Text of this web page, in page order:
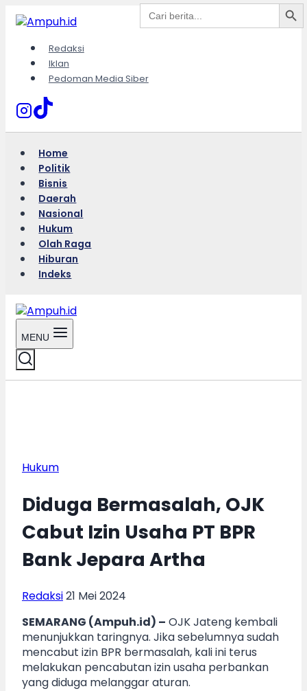
Search
for:
Search Button
Skip
to
content
Redaksi
Iklan
Pedoman Media Siber
Home
Politik
Bisnis
Daerah
Nasional
Hukum
Olah Raga
Hiburan
Indeks
MENU
Hukum
Diduga Bermasalah, OJK
Cabut Izin Usaha PT BPR
Bank Jepara Artha
Redaksi21 Mei 2024
SEMARANG (Ampuh.id) – OJK Jateng kembali
menunjukkan taringnya. Jika sebelumnya sudah
mencabut izin BPR bermasalah, kali ini terus
melakukan pencabutan izin usaha perbankan
yang diduga melanggar aturan.